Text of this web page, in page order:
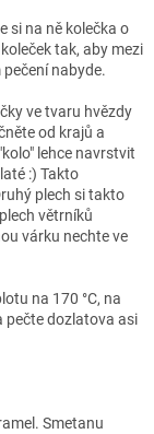
si na ně kolečka o
tak, aby mezi
nabyde.
ve tvaru hvězdy
od krajů a
lehce navrstvit
:) Takto
plech si takto
větrníků
várku nechte ve
na 170 °C, na
pečte dozlatova asi
Smetanu